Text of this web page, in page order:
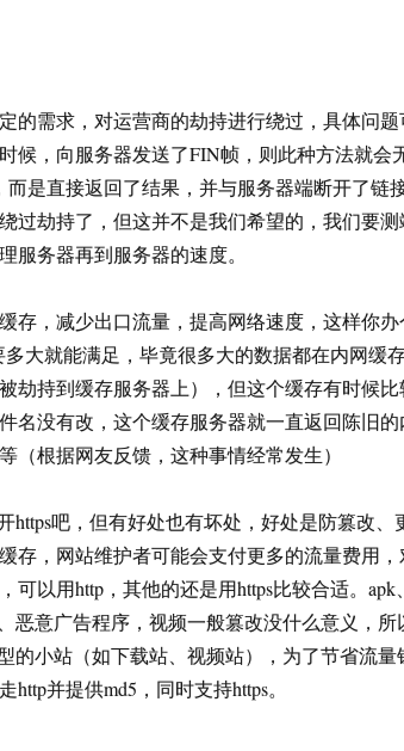
的需求，对运营商的劫持进行绕过，具体问题
候，向服务器发送了FIN帧，则此种方法就会
是直接返回了结果，并与服务器端断开了链
过劫持了，但这并不是我们希望的，我们要测
服务器再到服务器的速度。
存，减少出口流量，提高网络速度，这样你办
大就能满足，毕竟很多大的数据都在内网缓
劫持到缓存服务器上），但这个缓存有时候比
名没有改，这个缓存服务器就一直返回陈旧的
（根据网友反馈，这种事情经常发生）
https吧，但有好处也有坏处，好处是防篡改、
存，网站维护者可能会支付更多的流量费用，
可以用http，其他的还是用https比较合适。apk
恶意广告程序，视频一般篡改没什么意义，所
的小站（如下载站、视频站），为了节省流量
并提供md5，同时支持https。